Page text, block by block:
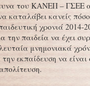
του ΚΑΝΕΠ – ΓΣΕΕ
καταλάβει κανείς
χρονιά 2014-
την παιδεία να έχει
μνημονιακά
εκπαίδευση να είναι